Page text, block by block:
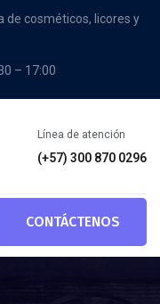
de cosméticos, licores y
– 17:00
Línea de atención
(+57) 300 870 0296
CONTÁCTENOS